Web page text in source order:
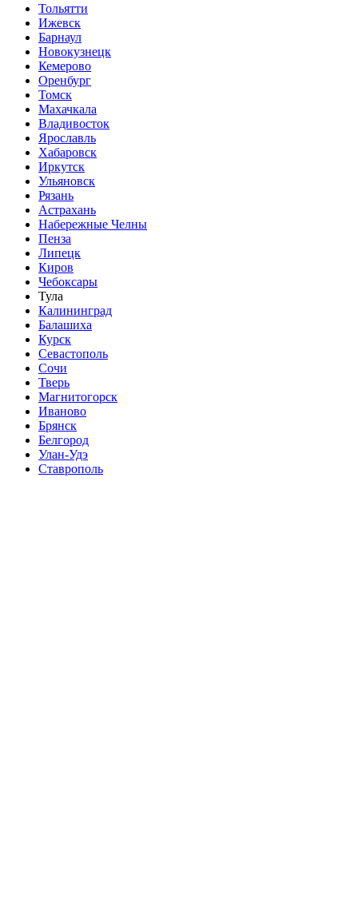
Тольятти
Ижевск
Барнаул
Новокузнецк
Кемерово
Оренбург
Томск
Махачкала
Владивосток
Ярославль
Хабаровск
Иркутск
Ульяновск
Рязань
Астрахань
Набережные Челны
Пенза
Липецк
Киров
Чебоксары
Тула
Калининград
Балашиха
Курск
Севастополь
Сочи
Тверь
Магнитогорск
Иваново
Брянск
Белгород
Улан-Удэ
Ставрополь